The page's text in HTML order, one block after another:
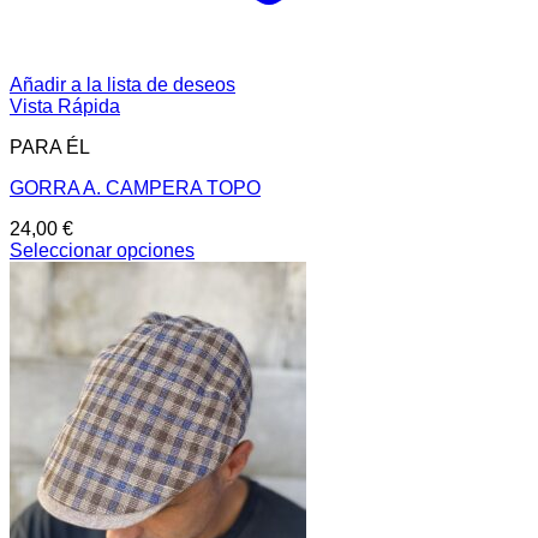
Añadir a la lista de deseos
Vista Rápida
PARA ÉL
GORRA A. CAMPERA TOPO
24,00 €
Seleccionar opciones
tiene
múltiples
variantes.
opciones
pueden
elegir
la
página